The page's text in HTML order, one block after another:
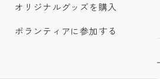
オリジナルグッズを購入
ボランティアに参加する